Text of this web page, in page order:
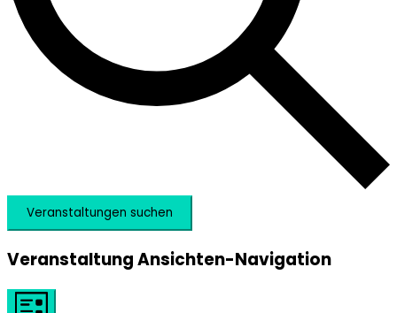
Veranstaltungen suchen
Veranstaltung Ansichten-Navigation